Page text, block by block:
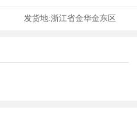
发货地:浙江省金华金东区